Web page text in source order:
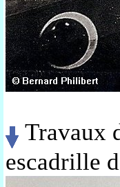
Travaux
escadrille